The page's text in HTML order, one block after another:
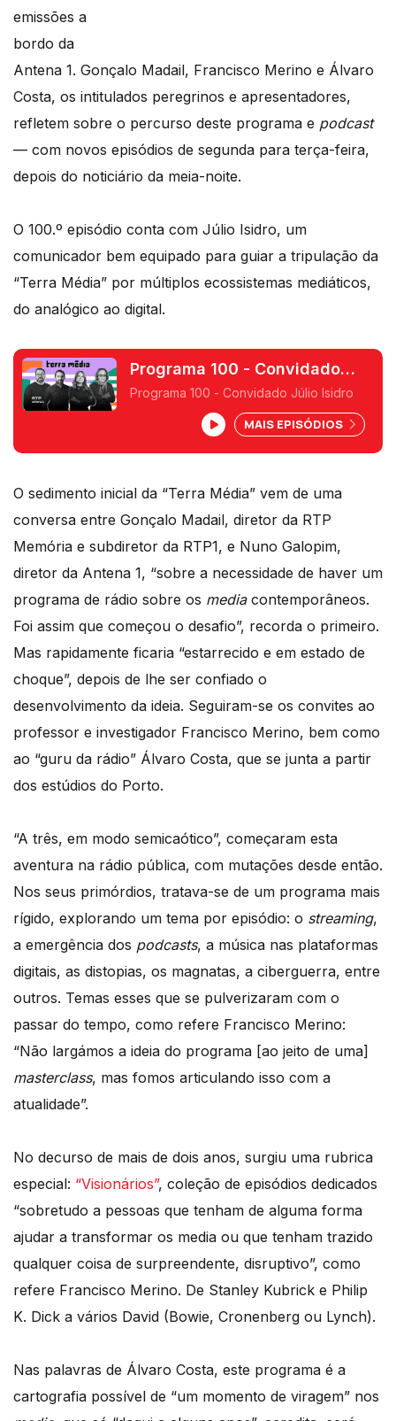
emissões a
bordo da
Antena 1. Gonçalo Madail, Francisco Merino e Álvaro
Costa, os intitulados peregrinos e apresentadores,
refletem sobre o percurso deste programa e podcast
— com novos episódios de segunda para terça-feira,
depois do noticiário da meia-noite.
O 100.º episódio conta com Júlio Isidro, um
comunicador bem equipado para guiar a tripulação da
“Terra Média” por múltiplos ecossistemas mediáticos,
do analógico ao digital.
Programa 100 - Convidado
Júlio Isidro
Programa 100 - Convidado Júlio Isidro
MAIS EPISÓDIOS
O sedimento inicial da “Terra Média” vem de uma
conversa entre Gonçalo Madail, diretor da RTP
Memória e subdiretor da RTP1, e Nuno Galopim,
diretor da Antena 1, “sobre a necessidade de haver um
programa de rádio sobre os media contemporâneos.
Foi assim que começou o desafio”, recorda o primeiro.
Mas rapidamente ficaria “estarrecido e em estado de
choque”, depois de lhe ser confiado o
desenvolvimento da ideia. Seguiram-se os convites ao
professor e investigador Francisco Merino, bem como
ao “guru da rádio” Álvaro Costa, que se junta a partir
dos estúdios do Porto.
“A três, em modo semicaótico”, começaram esta
aventura na rádio pública, com mutações desde então.
Nos seus primórdios, tratava-se de um programa mais
rígido, explorando um tema por episódio: o streaming,
a emergência dos podcasts, a música nas plataformas
digitais, as distopias, os magnatas, a ciberguerra, entre
outros. Temas esses que se pulverizaram com o
passar do tempo, como refere Francisco Merino:
“Não largámos a ideia do programa [ao jeito de uma]
masterclass, mas fomos articulando isso com a
atualidade”.
No decurso de mais de dois anos, surgiu uma rubrica
especial: “Visionários”, coleção de episódios dedicados
“sobretudo a pessoas que tenham de alguma forma
ajudar a transformar os media ou que tenham trazido
qualquer coisa de surpreendente, disruptivo”, como
refere Francisco Merino. De Stanley Kubrick e Philip
K. Dick a vários David (Bowie, Cronenberg ou Lynch).
Nas palavras de Álvaro Costa, este programa é a
cartografia possível de “um momento de viragem” nos